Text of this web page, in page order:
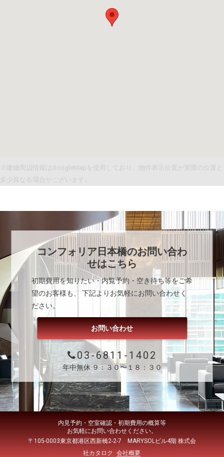
※建物周辺情報はGoogleMapを使用しており、物件表示位置が実際の位置と
多少異なる場合がございます。
コンフォリア日本橋のお問い合わ
せはこちら
初期費用を知りたい・内覧予約・空き待ち等をご希
望のお客様も、 下記よりお気軽にお問い合わせく
ださい。
お問い合わせ
03-6811-1402
年中無休 ９：３０〜１８：３０
内見予約・空室確認・初期費用の概算等
お気軽にお問い合わせください。
〒105-0003東京都港区西新橋2-2-7 MARYSOLビル4階 株式会
社カタロク
会社概要